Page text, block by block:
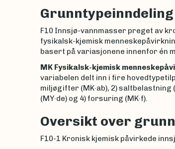
Grunntypeinndeling
F10 Innsjø-vannmasser preget av
fysikalsk-kjemisk
basert på variasjonene innenfor én
MK Fysikalsk-kjemisk
variabelen delt inn i fire
miljøgifter (MK·ab), 2)
(MY·de) og 4) forsuring (MK·f).
Oversikt over
F10-1 Kronisk kjemisk påvirkede